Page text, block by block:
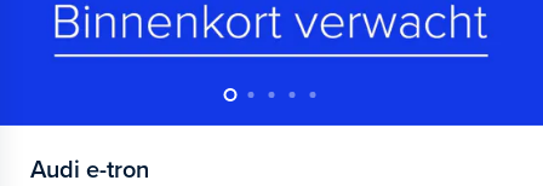
Audi e-tron